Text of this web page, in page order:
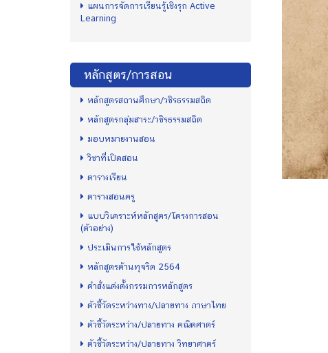
แผนการจัดการเรียนรู้เชิงรุก Active
Learning
หลักสูตร/การสอน
หลักสูตรสถานศึกษา/วชิรธรรมสถิต
หลักสูตรกลุ่มสาระ/วชิรธรรมสถิต
มอบหมายงานสอน
วิชาที่เปิดสอน
ตารางเรียน
ตารางสอนครู
แบบวิเคราะห์หลักสูตร/โครงการสอน
(ตัวอย่าง)
ประเมินการใช้หลักสูตร
หลักสูตรต้านทุจริต 2564
คำสั่งแต่งตั้งกรรมการหลักสูตร
ตัวชี้วัดระหว่างทาง/ปลายทาง ภาษาไทย
ตัวชี้วัดระหว่าง/ปลายทาง คณิตศาตร์
ตัวชี้วัดระหว่าง/ปลายทาง วิทยาศาตร์